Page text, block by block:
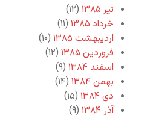
تیر ۱۳۸۵
(۱۲)
خرداد ۱۳۸۵
(۱۱)
اردیبهشت ۱۳۸۵
(۱۰)
فروردین ۱۳۸۵
(۱۲)
اسفند ۱۳۸۴
(۹)
بهمن ۱۳۸۴
(۱۴)
دی ۱۳۸۴
(۱۵)
آذر ۱۳۸۴
(۹)